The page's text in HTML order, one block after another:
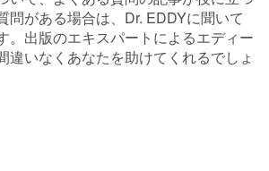
問がある場合は、Dr. EDDYに聞いて
。出版のエキスパートによるエディー
違いなくあなたを助けてくれるでしょ